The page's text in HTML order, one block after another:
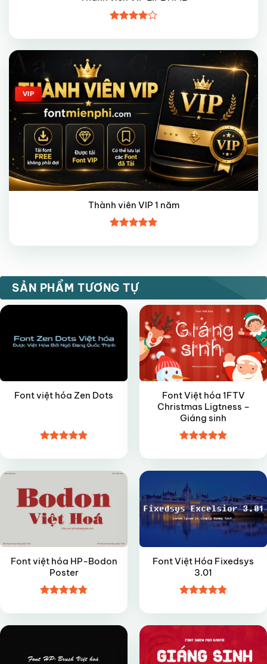
xếp hạng
45 sao
Giảm giá!
VIP
Thành viên VIP 1 năm
hạng55
SẢN PHẨM TƯƠNG TỰ
FREE
Font việt hóa Zen Dots
hạng4.95
sao
Font Việt hóa 1FTV
Christmas Ligtness –
Giáng sinh
hạng55
sao
Font việt hóa HP-Bodon
Poster
hạng4.85
sao
Font Việt Hóa Fixedsys
3.01
hạng4.85
sao